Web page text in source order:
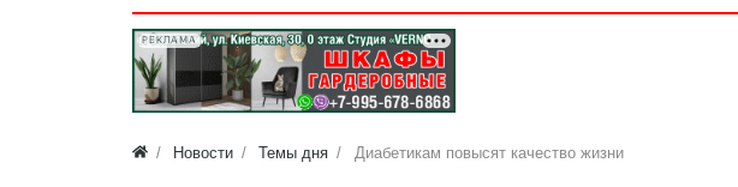
РЕКЛАМА
Новости Темы дня Диабетикам повысят качество жизни